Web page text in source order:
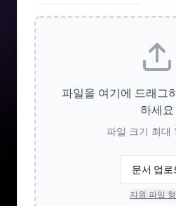
파일을 여기에 드래그
하세요
파일 크기 최대
문서 업로
지원 파일